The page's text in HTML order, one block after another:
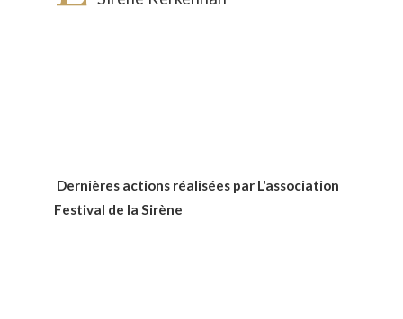
Dernières actions réalisées par L'association
Festival de la Sirène